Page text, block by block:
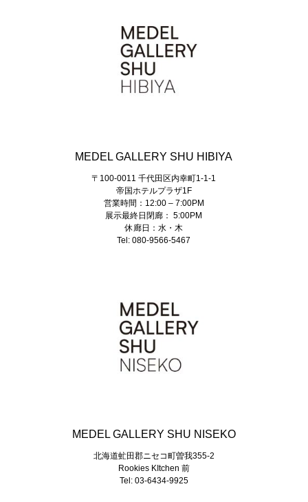
MEDEL GALLERY SHU HIBIYA
〒100-0011 千代田区内幸町1-1-1
帝国ホテルプラザ1F
営業時間：12:00 – 7:00PM
展示最終日閉廊： 5:00PM
休廊日：水・木
Tel: 080-9566-5467
MEDEL GALLERY SHU NISEKO
北海道虻田郡ニセコ町曽我355-2
Rookies KItchen 前
Tel: 03-6434-9925